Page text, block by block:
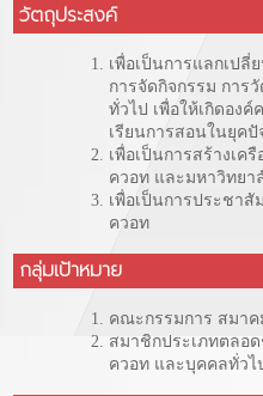
วัตถุประสงค์
เพื่อเป็นการแลกเปลี่
การจัดกิจกรรม การ
ทั่วไป เพื่อให้เกิดอง
เรียนการสอนในยุคปั
เพื่อเป็นการสร้างเค
ควอท และมหาวิทยา
เพื่อเป็นการประชา
ควอท
กลุ่มเป้าหมาย
คณะกรรมการ สมาค
สมาชิกประเภทตลอ
ควอท และบุคคลทั่วไ